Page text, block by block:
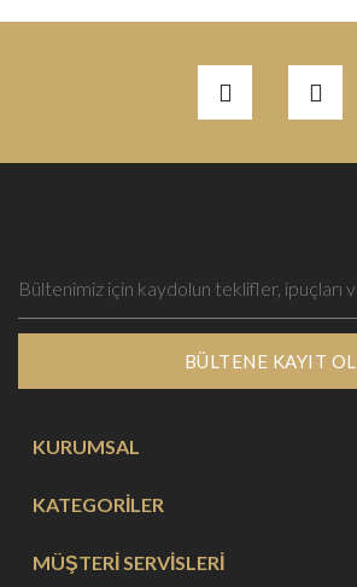
BÜLTENE KAYIT OL
KURUMSAL
KATEGORİLER
MÜŞTERİ SERVİSLERİ